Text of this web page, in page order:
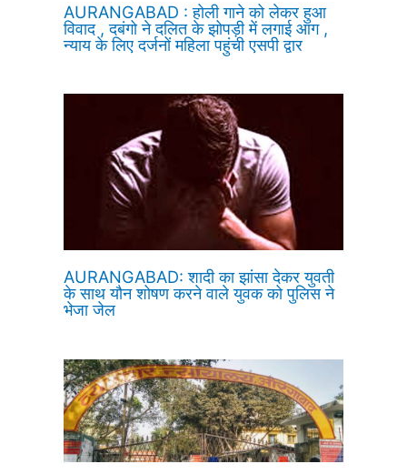
AURANGABAD : होली गाने को लेकर हुआ
विवाद , दबंगो ने दलित के झोपड़ी में लगाई आग ,
न्याय के लिए दर्जनों महिला पहुंची एसपी द्वार
AURANGABAD: शादी का झांसा देकर युवती
के साथ यौन शोषण करने वाले युवक को पुलिस ने
भेजा जेल